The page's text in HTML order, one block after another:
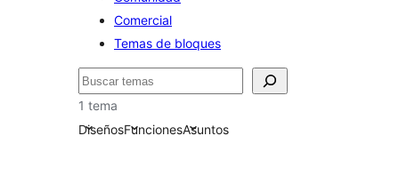
Comercial
Temas de bloques
Buscar
1 tema
DiseñosFuncionesAsuntos